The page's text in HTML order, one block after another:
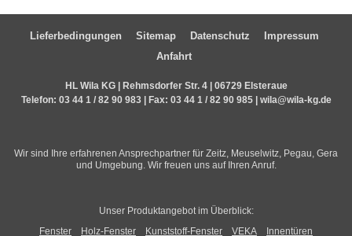
Lieferbedingungen Sitemap Datenschutz
Impressum
Anfahrt
HL Wila KG | Rehmsdorfer Str. 4 | 06729 Elsteraue
Telefon: 03 44 1 / 82 90 983| Fax: 03 44 1 / 82 90 985 | wila@wila-kg.de
Wir sind Ihre erfahrenen Ansprechpartner für Zeitz, Meuselwitz, Pegau, Gera
und Umgebung. Wir freuen uns auf Ihren Anruf.
Unser Produktangebot im Überblick:
Fenster
Holz-Fenster Kunststoff-Fenster VEKA Innentüren